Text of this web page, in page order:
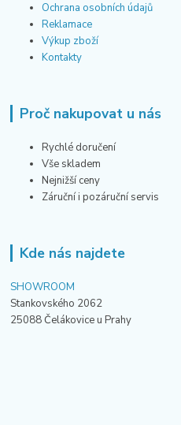
Ochrana osobních údajů
Reklamace
Výkup zboží
Kontakty
Proč nakupovat u nás
Rychlé doručení
Vše skladem
Nejnižší ceny
Záruční i pozáruční servis
Kde nás najdete
SHOWROOM
Stankovského 2062
25088 Čelákovice u Prahy